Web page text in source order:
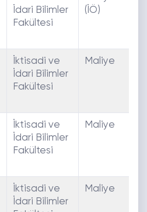
İdari Bilimler
Fakültesi
(İÖ)
İktisadi ve
İdari Bilimler
Fakültesi
Maliye
İktisadi ve
İdari Bilimler
Fakültesi
Maliye
İktisadi ve
İdari Bilimler
Maliye